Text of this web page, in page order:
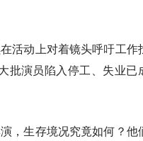
活动上对着镜头呼吁工作
批演员陷入停工、失业已
，生存境况究竟如何？他